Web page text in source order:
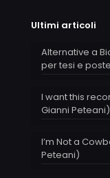
Ultimi articoli
Alternative a
per tesi e
I want this
Gianni Peteani)
I’m Not a
Peteani)